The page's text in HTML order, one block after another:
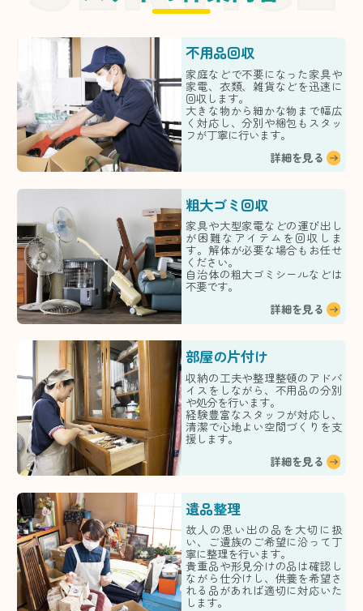
不用品回収
家庭などで不要になった家具や
家電、衣類、雑貨などを迅速に
回収します。
大きな物から細かな物まで幅広
く対応し、分別や梱包もスタッ
フが丁寧に行います。
詳細を見る
粗大ゴミ回収
家具や大型家電などの運び出し
が困難なアイテムを回収しま
す。解体が必要な場合もお任せ
ください。
自治体の粗大ゴミシールなどは
不要です。
詳細を見る
部屋の片付け
収納の工夫や整理整頓のアドバ
イスをしながら、不用品の分別
や処分を行います。
経験豊富なスタッフが対応し、
清潔で心地よい空間づくりを支
援します。
詳細を見る
遺品整理
故人の思い出の品を大切に扱
い、ご遺族のご希望に沿って丁
寧に整理を行います。
貴重品や形見分けの品は確認し
ながら仕分けし、供養を希望さ
れる品があれば適切に対応いた
します。